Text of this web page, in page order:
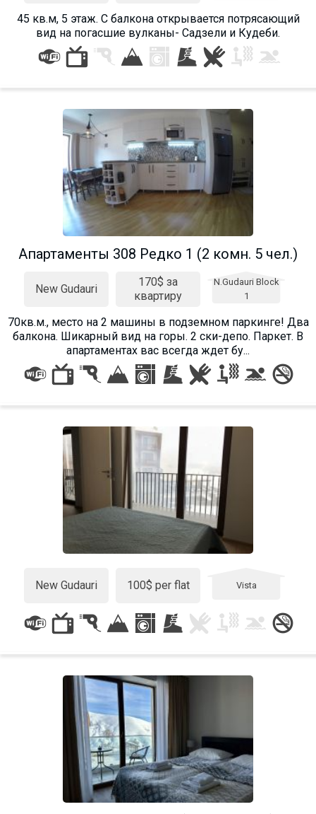
45 кв.м, 5 этаж. С балкона открывается потрясающий
вид на погасшие вулканы- Садзели и Кудеби.
Апартаменты 308 Редко 1 (2 комн. 5 чел.)
New Gudauri
170$ за
квартиру
N.Gudauri Block
1
70кв.м., место на 2 машины в подземном паркинге! Два
балкона. Шикарный вид на горы. 2 ски-депо. Паркет. В
апартаментах вас всегда ждет бу...
New Gudauri 100$ per flat Vista